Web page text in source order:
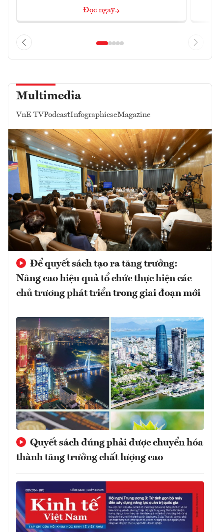
Đọc ngay
Multimedia
VnE TVPodcastInfographicseMagazine
Để quyết sách tạo ra tăng trưởng:
Nâng cao hiệu quả tổ chức thực hiện các
chủ trương phát triển trong giai đoạn mới
Quyết sách đúng phải được chuyển hóa
thành tăng trưởng chất lượng cao